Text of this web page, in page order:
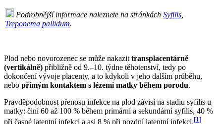
Podrobnější informace naleznete na stránkách Syfilis
Treponema pallidum.
Plod nebo novorozenec se může nakazit transplacentárně
(vertikálně) přibližně od 9.–10. týdne těhotenství, tedy po
dokončení vývoje placenty, a to kdykoli v jeho dalším průběhu,
nebo přímým kontaktem s lézemi matky během porodu.
Pravděpodobnost přenosu infekce na plod závisí na stadiu syfilis u
matky: činí 60 až 100 % během primární a sekundární syfilis, 40 %
při časné latentní infekci a asi 8 % při pozdní latentní infekci.[1]